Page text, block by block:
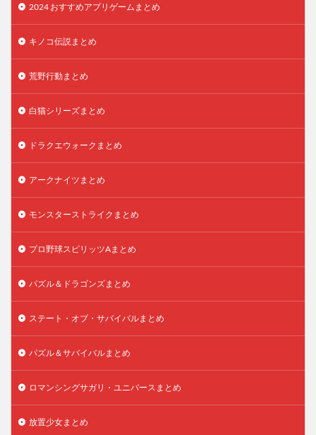
2024 おすすめアプリゲームまとめ
キノコ伝説まとめ
荒野行動まとめ
白猫シリーズまとめ
ドラクエウォークまとめ
アークナイツまとめ
モンスターストライクまとめ
プロ野球スピリッツAまとめ
パズル＆ドラゴンズまとめ
ステート・オブ・サバイバルまとめ
パズル＆サバイバルまとめ
ロマンシングサガリ・ユニバースまとめ
放置少女まとめ